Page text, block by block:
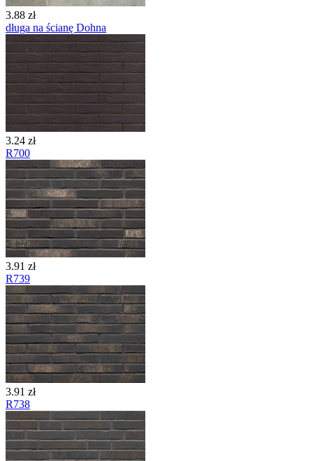
3.88 zł
długa na ścianę Dohna
3.24 zł
R700
3.91 zł
R739
3.91 zł
R738